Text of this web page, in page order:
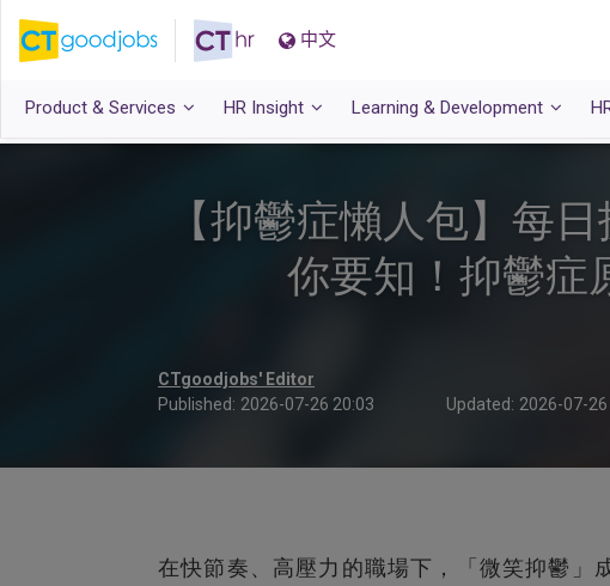
中文
Product & Services HR Insight Learning & Development
【抑鬱症懶人包】每
你要知！抑鬱症
CTgoodjobs' Editor
Published: 2026-07-26 20:03 Updated: 2026-07-26
在快節奏、高壓力的職場下，「微笑抑鬱」